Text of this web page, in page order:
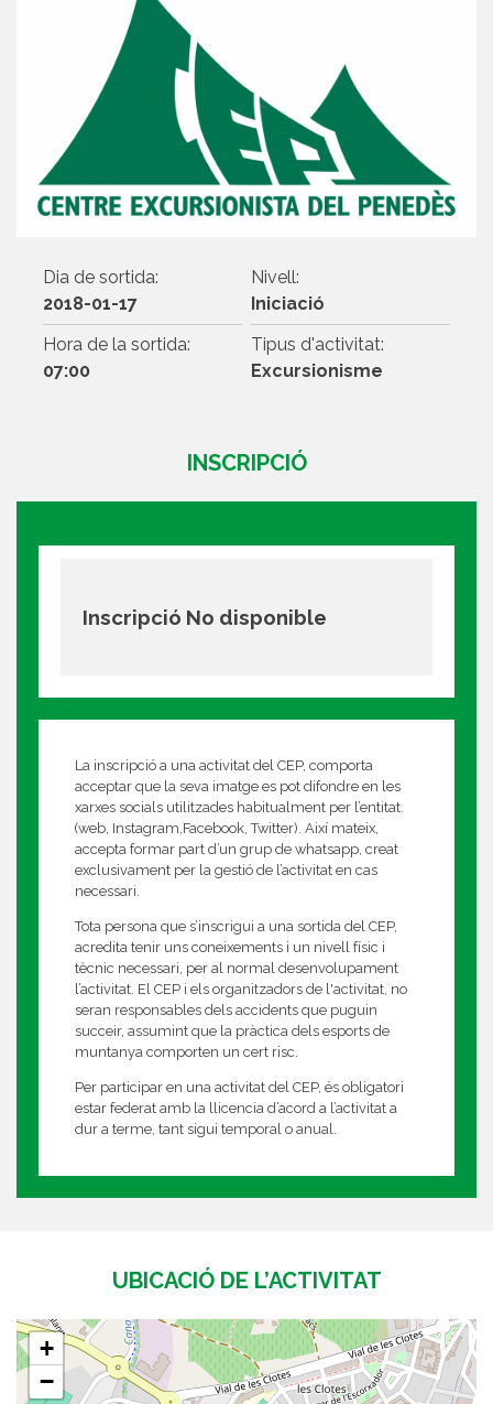
Dia de sortida:
2018-01-17
Nivell:
Iniciació
Hora de la sortida:
07:00
Tipus d'activitat:
Excursionisme
INSCRIPCIÓ
Inscripció No disponible
La inscripció a una activitat del CEP, comporta
acceptar que la seva imatge es pot difondre en les
xarxes socials utilitzades habitualment per l’entitat.
(web, Instagram,Facebook, Twitter). Així mateix,
accepta formar part d’un grup de whatsapp, creat
exclusivament per la gestió de l’activitat en cas
necessari.
Tota persona que s’inscrigui a una sortida del CEP,
acredita tenir uns coneixements i un nivell físic i
tècnic necessari, per al normal desenvolupament
l’activitat. El CEP i els organitzadors de l'activitat, no
seran responsables dels accidents que puguin
succeir, assumint que la pràctica dels esports de
muntanya comporten un cert risc.
Per participar en una activitat del CEP, és obligatori
estar federat amb la llicencia d’acord a l’activitat a
dur a terme, tant sigui temporal o anual.
UBICACIÓ DE L’ACTIVITAT
+
−